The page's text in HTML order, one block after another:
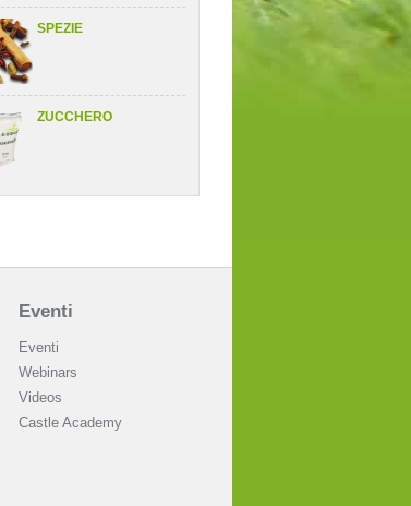
SPEZIE
ZUCCHERO
Eventi
Eventi
Webinars
Videos
Castle Academy